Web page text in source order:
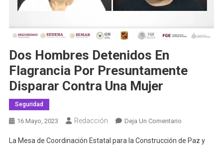
Dos Hombres Detenidos En
Flagrancia Por Presuntamente
Disparar Contra Una Mujer
Seguridad
16 Mayo, 2023 Redacción Deja Un ComentarioEn
Hombres
La Mesa de Coordinación Estatal para la Construcción de Paz y